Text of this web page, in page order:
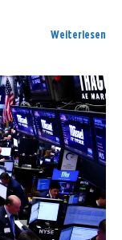
Weiterlesen